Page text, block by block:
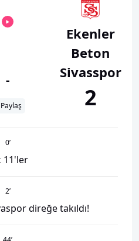
-
Paylaş
Ekenler
Beton
Sivasspor
2
0’
11'ler
2’
direğe takıldı!